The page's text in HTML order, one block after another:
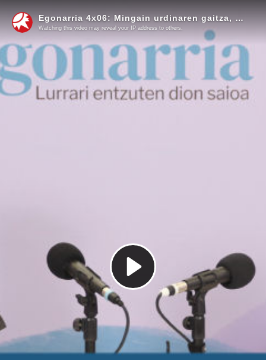
Play
Video
Egonarria 4x06: Mingain urdinaren gaitza, eta berau zabaltzearen oinarrian dauden politikak I Ane Rivas
Watching this video may reveal your IP address to others.